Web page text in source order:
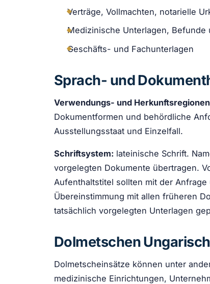
Verträge, Vollmachten, notarielle
Medizinische Unterlagen, Befunde
Geschäfts- und Fachunterlagen
Sprach- und
Verwendungs- und
Dokumentformen und behördliche
Ausstellungsstaat und Einzelfall.
Schriftsystem: lateinische Schrift.
vorgelegten Dokumente übertragen.
Aufenthaltstitel sollten mit der
Übereinstimmung mit allen früheren
tatsächlich vorgelegten Unterlagen
Dolmetschen
Dolmetscheinsätze können unter
medizinische Einrichtungen,